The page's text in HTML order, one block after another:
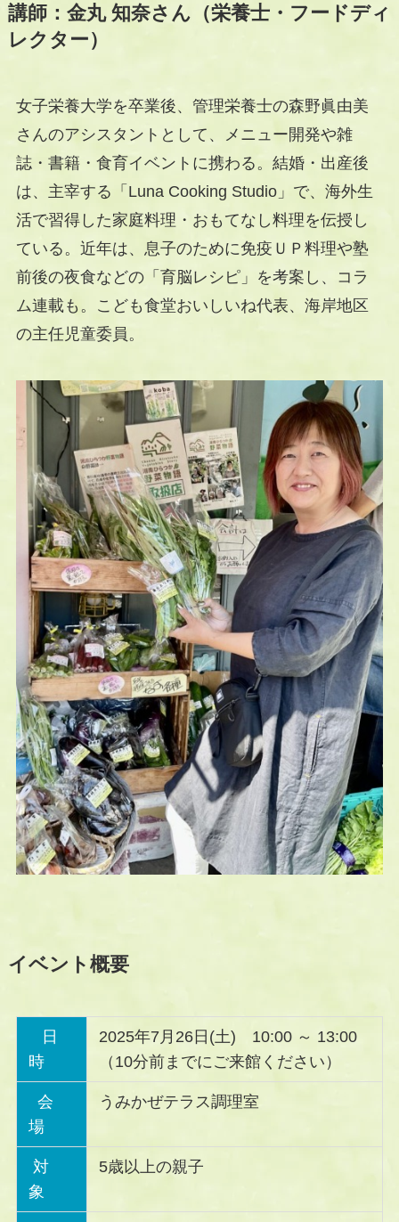
講師：金丸 知奈さん（栄養士・フードディ
レクター）
女子栄養大学を卒業後、管理栄養士の森野眞由美
さんのアシスタントとして、メニュー開発や雑
誌・書籍・食育イベントに携わる。結婚・出産後
は、主宰する「Luna Cooking Studio」で、海外生
活で習得した家庭料理・おもてなし料理を伝授し
ている。近年は、息子のために免疫ＵＰ料理や塾
前後の夜食などの「育脳レシピ」を考案し、コラ
ム連載も。こども食堂おいしいね代表、海岸地区
の主任児童委員。
イベント概要
日
時
2025年7月26日(土) 10:00 ～ 13:00
（10分前までにご来館ください）
会
場
うみかぜテラス調理室
対
象
5歳以上の親子